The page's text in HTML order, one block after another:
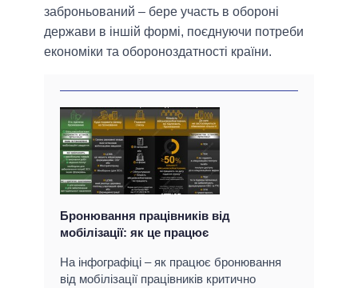
заброньований – бере участь в обороні
держави в іншій формі, поєднуючи потреби
економіки та обороноздатності країни.
Бронювання працівників від
мобілізації: як це працює
На інфографіці – як працює бронювання
від мобілізації працівників критично